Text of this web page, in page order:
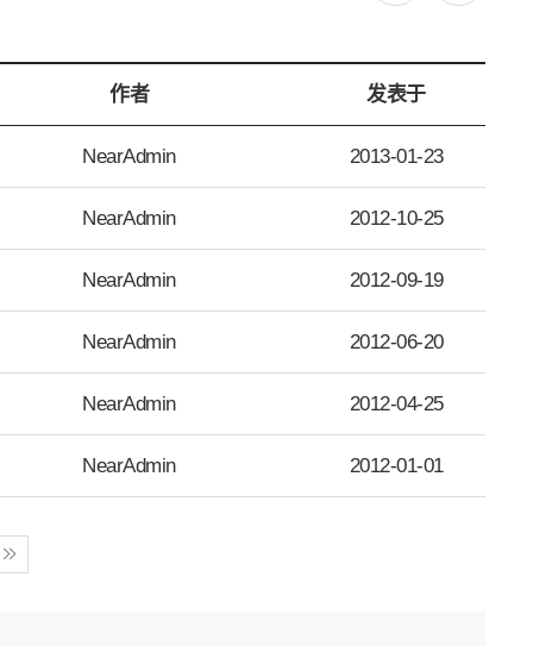
作者 发表于
NearAdmin 2013-01-23
NearAdmin 2012-10-25
NearAdmin 2012-09-19
NearAdmin 2012-06-20
NearAdmin 2012-04-25
NearAdmin 2012-01-01